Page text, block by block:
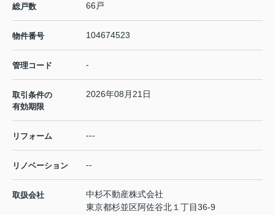
総戸数 66戸
物件番号 104674523
管理コード -
取引条件の
有効期限
2026年08月21日
リフォーム ---
リノベーション --
取扱会社
中杉不動産株式会社
東京都杉並区阿佐谷北１丁目36-9